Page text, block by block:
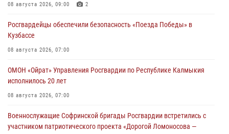
08 августа 2026, 09:00 2
Росгвардейцы обеспечили безопасность «Поезда Победы» в
Кузбассе
08 августа 2026, 07:00
ОМОН «Ойрат» Управления Росгвардии по Республике Калмыкия
исполнилось 20 лет
08 августа 2026, 07:00
Военнослужащие Софринской бригады Росгвардии встретились с
участником патриотического проекта «Дорогой Ломоносова —